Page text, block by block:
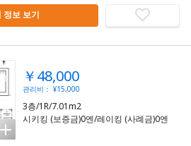
정보 보기
￥48,000
관리비： ¥15,000
3층/1R/7.01m2
시키킹 (보증금)0엔/레이킹 (사례금)0엔